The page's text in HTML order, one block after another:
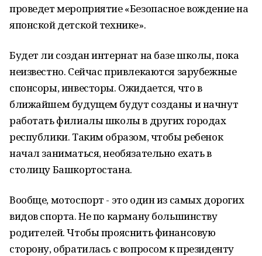
проведет мероприятие «Безопасное вождение на
японской детской технике».
Будет ли создан интернат на базе школы, пока
неизвестно. Сейчас привлекаются зарубежные
спонсоры, инвесторы. Ожидается, что в
ближайшем будущем будут созданы и начнут
работать филиалы школы в других городах
республики. Таким образом, чтобы ребенок
начал заниматься, необязательно ехать в
столицу Башкортостана.
Вообще, мотоспорт - это один из самых дорогих
видов спорта. Не по карману большинству
родителей. Чтобы прояснить финансовую
сторону, обратилась с вопросом к президенту